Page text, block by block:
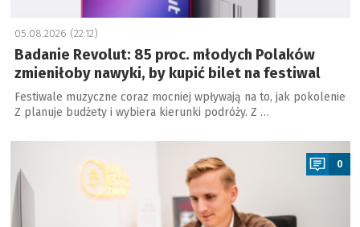
05.08.2026 (22:12)
Badanie Revolut: 85 proc. młodych Polaków
zmieniłoby nawyki, by kupić bilet na festiwal
Festiwale muzyczne coraz mocniej wpływają na to, jak pokolenie
Z planuje budżety i wybiera kierunki podróży. Z …
a
0